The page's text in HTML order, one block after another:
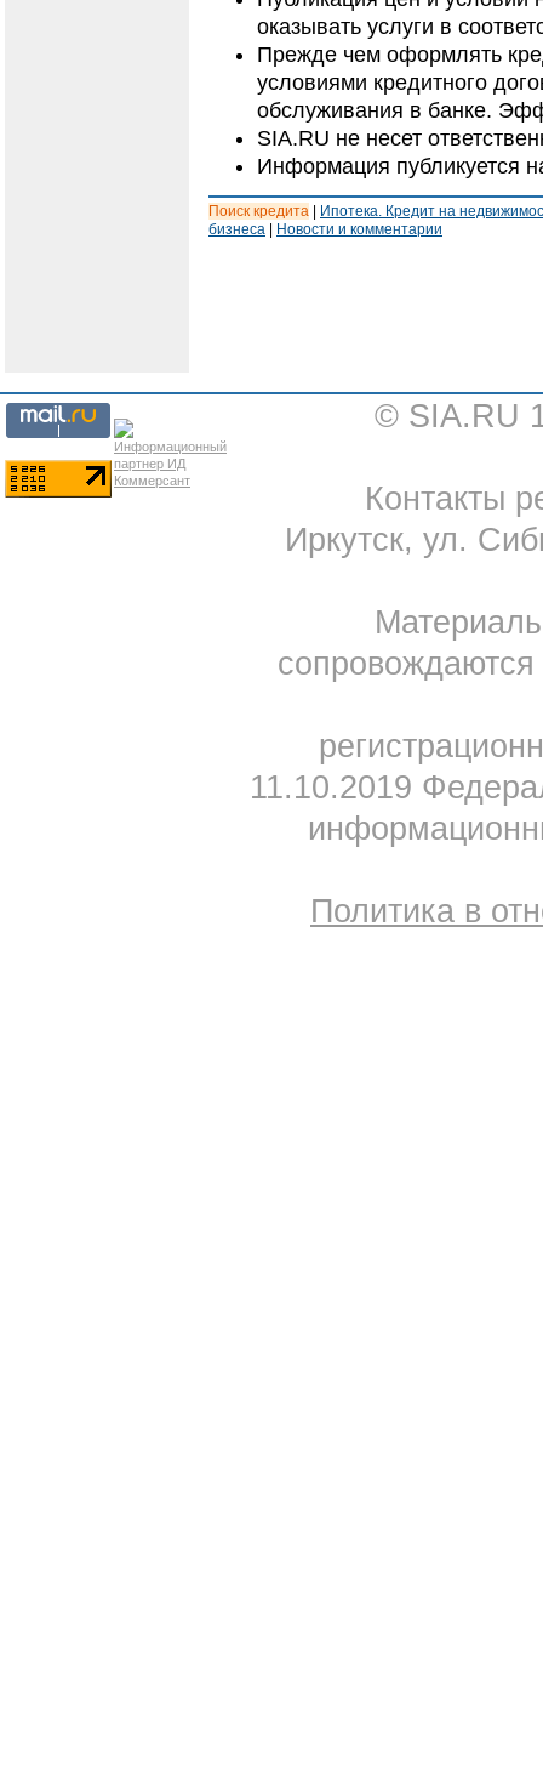
оказывать услуги в
Прежде чем оформлять
условиями кредитного
обслуживания в банке.
SIA.RU не несет
Информация публикуется
Поиск кредита
Ипотека. Кредит на
бизнеса
Новости и комментарии
© SIA.RU
Контакты
Иркутск, ул.
11.10.2019
Политика в